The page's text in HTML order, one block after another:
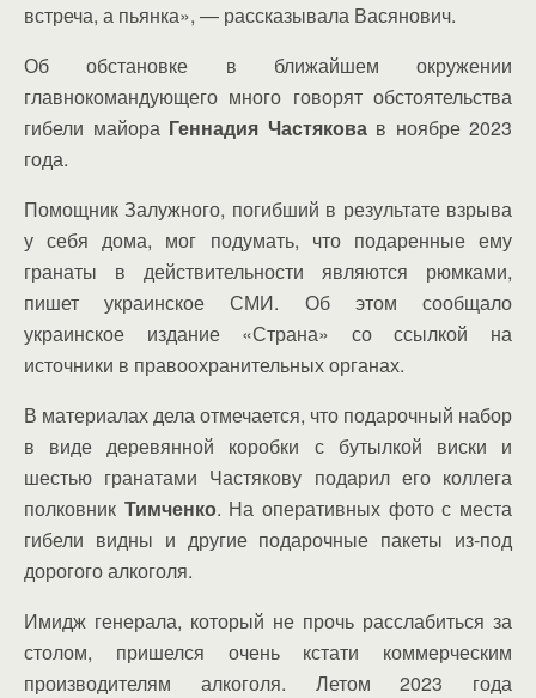
встреча, а пьянка», — рассказывала Васянович.
Об обстановке в ближайшем окружении
главнокомандующего много говорят обстоятельства
гибели майора Геннадия Частяковав ноябре 2023
года.
Помощник Залужного, погибший в результате взрыва
у себя дома, мог подумать, что подаренные ему
гранаты в действительности являются рюмками,
пишет украинское СМИ. Об этом сообщало
украинское издание «Страна» со ссылкой на
источники в правоохранительных органах.
В материалах дела отмечается, что подарочный набор
в виде деревянной коробки с бутылкой виски и
шестью гранатами Частякову подарил его коллега
полковник Тимченко. На оперативных фото с места
гибели видны и другие подарочные пакеты из-под
дорогого алкоголя.
Имидж генерала, который не прочь расслабиться за
столом, пришелся очень кстати коммерческим
производителям алкоголя. Летом 2023 года